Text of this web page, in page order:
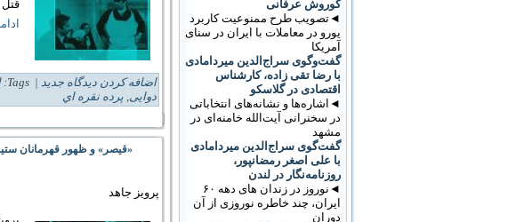
کوروش عرفانی
◄تصویب طرح ممنوعیت کاربرد
يورو در معاملات با ايران در سنای
آمریکا
گفت‌وگوی سراج‌الدین میردامادی
با رضا تقی زاده، کارشناس
اقتصادی در گلاسکو
◄اشاره‌ها و نشانه‌های انتخاباتی
در سخنرانی آیت‌الله خامنه‌ای در
مشهد
گفت‌گوی سراج‌الدین میردامادی
با علی اصغر رمضانپور،
روزنامه‌نگار در لندن
◄نوروز در زندان های دهه ۶۰
ایران، چند خاطره نوروزی از آن
دوران
اضافه کردن دیدگاه جدید | Tags:
دوایی, پرده نقره اي
«قیصر» و ظهور قهرمانان
پرویز جاهد